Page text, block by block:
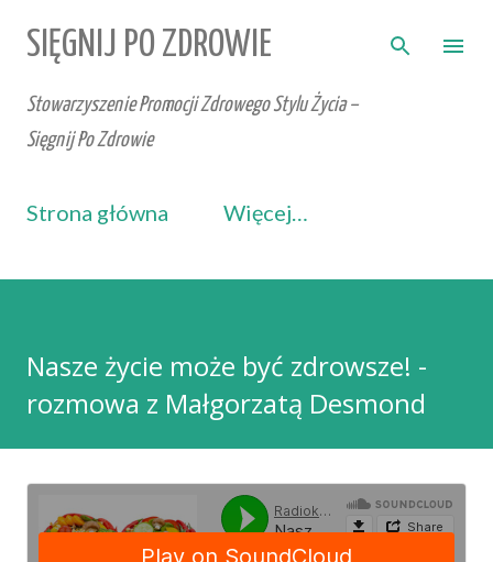
Przejdź do głównej zawartości
SIĘGNIJ PO ZDROWIE
Stowarzyszenie Promocji Zdrowego Stylu Życia –
Sięgnij Po Zdrowie
Strona główna Więcej…
Nasze życie może być zdrowsze! -
rozmowa z Małgorzatą Desmond